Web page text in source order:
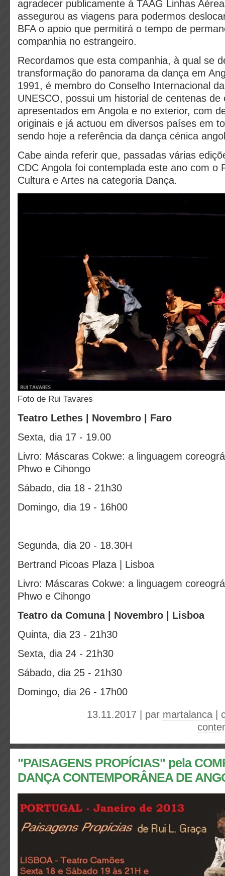
agradecer publicamente à TAAG Linhas
assegurou as viagens para podermos
BFA o apoio que permitirá o tempo de
companhia no estrangeiro.
Recordamos que esta companhia, à qual se
transformação do panorama da dança em
1991, é membro do Conselho Internacional
UNESCO, possui um historial de centenas de
apresentados em Angola e no exterior, com
originais e já actuou em diversos países em
sendo hoje a referência da dança cénica
Cabe ainda referir que, passadas várias
CDC Angola foi contemplada este ano com o
Cultura e Artes na categoria Dança.
foto de Rui Tavares
Teatro Lethes | Novembro | Faro
Sexta, dia 17 - 19.00
Livro: Máscaras Cokwe: a linguagem
Phwo e Cihongo
Sábado, dia 18 - 21h30
Domingo, dia 19 - 16h00
Segunda, dia 20 - 18.30H
Bertrand Picoas Plaza | Lisboa
Livro: Máscaras Cokwe: a linguagem
Phwo e Cihongo
Teatro da Comuna | Novembro | Lisboa
Quinta, dia 23 - 21h30
Sexta, dia 24 - 21h30
Sábado, dia 25 - 21h30
Domingo, dia 26 - 17h00
13.11.2017 | par martalanca
"PAISAGENS PROPÍCIAS" pela
DANÇA CONTEMPORÂNEA DE